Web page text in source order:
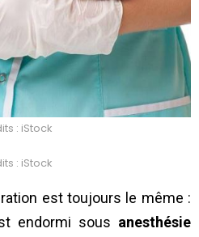
: iStock
: iStock
est toujours le même :
endormi sous anesthésie